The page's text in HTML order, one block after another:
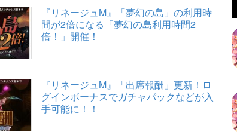
『リネージュM』「夢幻の島」の利用時
間が2倍になる「夢幻の島利用時間2
倍！」開催！
『リネージュM』「出席報酬」更新！ロ
グインボーナスでガチャパックなどが入
手可能に！！